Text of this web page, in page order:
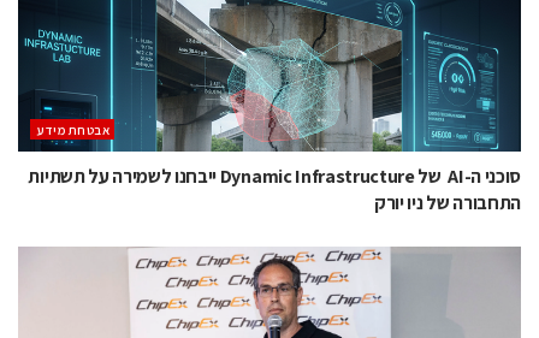
אבטחת מידע
סוכני ה-AI של Dynamic Infrastructure ייבחנו לשמירה על תשתיות
התחבורה של ניו יורק